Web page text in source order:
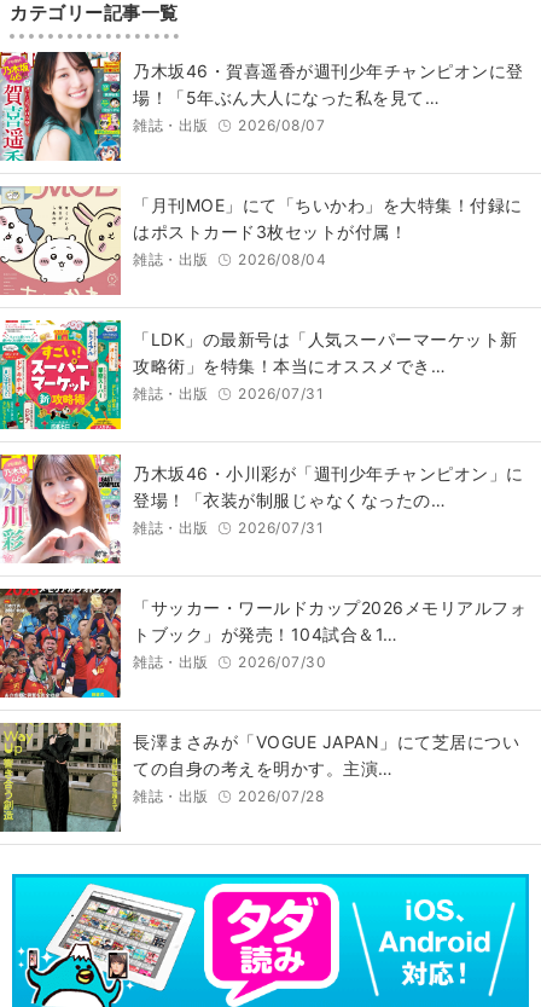
カテゴリー記事一覧
乃木坂46・賀喜遥香が週刊少年チャンピオンに登
場！「5年ぶん大人になった私を見て…
雑誌・出版 2026/08/07
「月刊MOE」にて「ちいかわ」を大特集！付録に
はポストカード3枚セットが付属！
雑誌・出版 2026/08/04
「LDK」の最新号は「人気スーパーマーケット新
攻略術」を特集！本当にオススメでき…
雑誌・出版 2026/07/31
乃木坂46・小川彩が「週刊少年チャンピオン」に
登場！「衣装が制服じゃなくなったの…
雑誌・出版 2026/07/31
「サッカー・ワールドカップ2026メモリアルフォ
トブック」が発売！104試合＆1…
雑誌・出版 2026/07/30
長澤まさみが「VOGUE JAPAN」にて芝居につい
ての自身の考えを明かす。主演…
雑誌・出版 2026/07/28